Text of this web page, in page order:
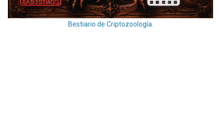
Bestiario de Criptozoología.